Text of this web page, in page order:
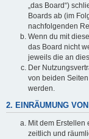
„das Board“)
Boards ab (im
nachfolgenden
Wenn du mit
das Board nicht
jeweils die an
Der
von beiden
werden.
2. EINRÄUMUNG
Mit dem Erstellen
zeitlich und